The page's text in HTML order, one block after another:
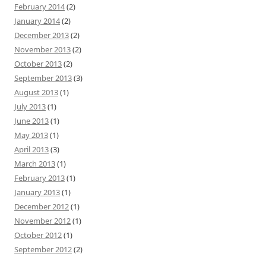
February 2014(2)
January 2014(2)
December 2013(2)
November 2013(2)
October 2013(2)
September 2013(3)
August 2013(1)
July 2013(1)
June 2013(1)
May 2013(1)
April 2013(3)
March 2013(1)
February 2013(1)
January 2013(1)
December 2012(1)
November 2012(1)
October 2012(1)
September 2012(2)